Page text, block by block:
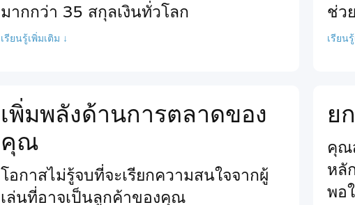
มากกว่า 35 สกุลเงินทั่วโลก
เรียนรู้เพิ่มเติม ↓
ช่ว
เรียน
เพิ่มพลังด้านการตลาดของ
คุณ
โอกาสไม่รู้จบที่จะเรียกความสนใจจากผู้
เล่นที่อาจเป็นลูกค้าของคุณ
ย
คุณ
หลั
พอ